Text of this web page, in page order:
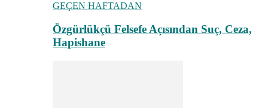
GEÇEN HAFTADAN
Özgürlükçü Felsefe Açısından Suç, Ceza,
Hapishane